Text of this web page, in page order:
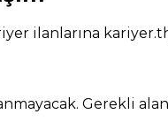
ilanlarına
Gerekli